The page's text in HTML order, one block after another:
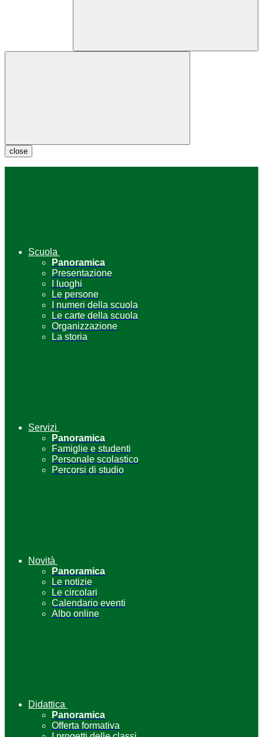
close
Scuola
Panoramica
Presentazione
I luoghi
Le persone
I numeri della scuola
Le carte della scuola
Organizzazione
La storia
Servizi
Panoramica
Famiglie e studenti
Personale scolastico
Percorsi di studio
Novità
Panoramica
Le notizie
Le circolari
Calendario eventi
Albo online
Didattica
Panoramica
Offerta formativa